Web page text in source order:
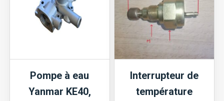
Pompe à eau
Yanmar KE40,
Interrupteur de
température